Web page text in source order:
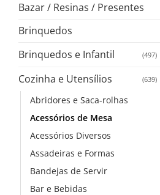
Bazar / Resinas / Presentes
Brinquedos
Brinquedos e Infantil (497)
Cozinha e Utensílios (639)
Abridores e Saca-rolhas
Acessórios de Mesa
Acessórios Diversos
Assadeiras e Formas
Bandejas de Servir
Bar e Bebidas